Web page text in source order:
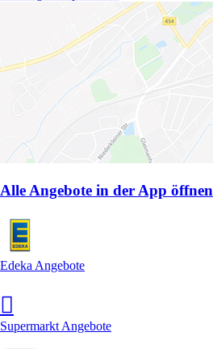
Alle Angebote in der App öffnen
Edeka Angebote
Supermarkt Angebote